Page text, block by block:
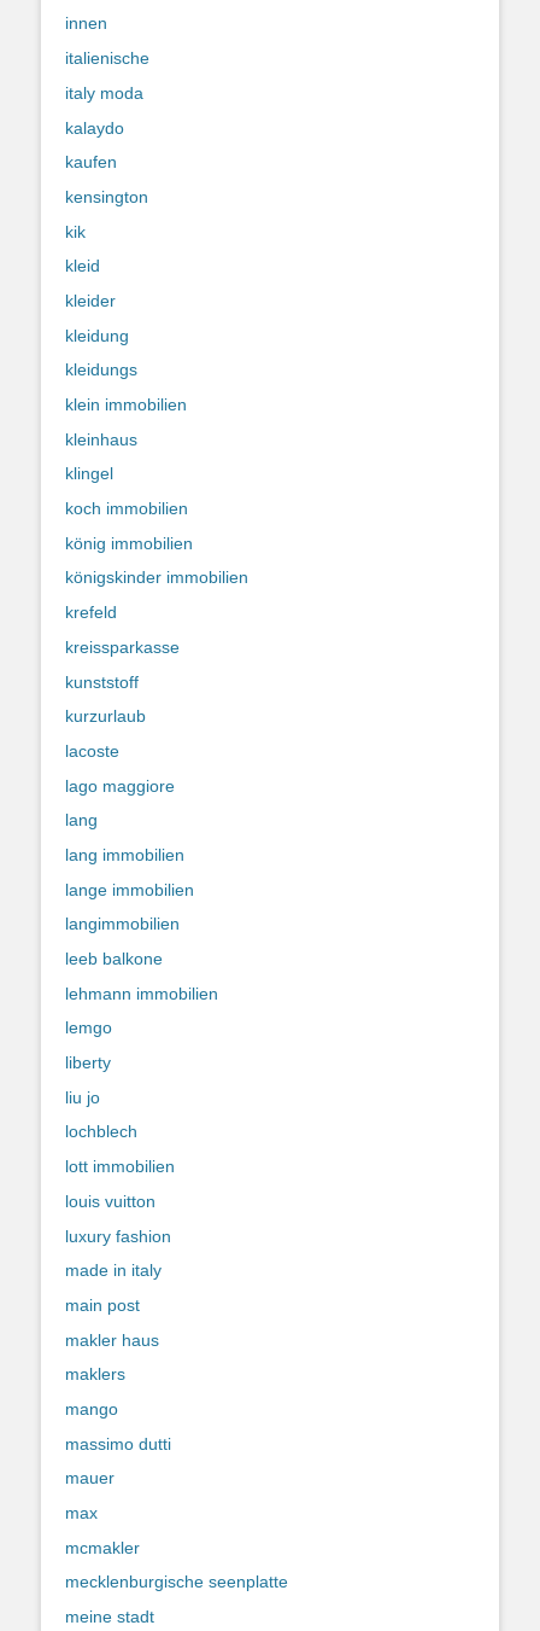
innen
italienische
italy moda
kalaydo
kaufen
kensington
kik
kleid
kleider
kleidung
kleidungs
klein immobilien
kleinhaus
klingel
koch immobilien
könig immobilien
königskinder immobilien
krefeld
kreissparkasse
kunststoff
kurzurlaub
lacoste
lago maggiore
lang
lang immobilien
lange immobilien
langimmobilien
leeb balkone
lehmann immobilien
lemgo
liberty
liu jo
lochblech
lott immobilien
louis vuitton
luxury fashion
made in italy
main post
makler haus
maklers
mango
massimo dutti
mauer
max
mcmakler
mecklenburgische seenplatte
meine stadt